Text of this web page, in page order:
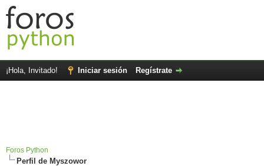
¡Hola, Invitado! Iniciar sesión Regístrate
Foros Python
Perfil de Myszowor